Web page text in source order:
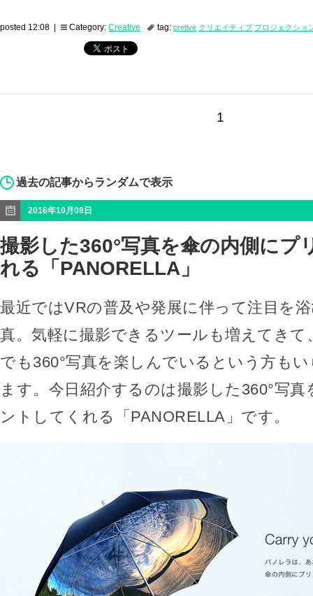
posted 12:08 | Category: Creative tag: cretive クリエイティブ プロジェクショ
1
過去の記事からランダムで表示
2016年10月08日
撮影した360°写真を傘の内側にプ
れる「PANORELLA」
最近ではVRの普及や発展に伴って注目を
真。気軽に撮影できるツールも増えてきて
でも360°写真を楽しんでいるという方も
ます。今日紹介するのは撮影した360°写
ントしてくれる「PANORELLA」です。